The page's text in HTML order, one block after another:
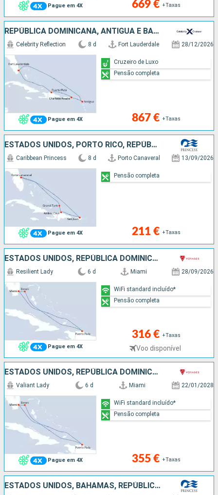
Pague em 4X 669 € +Taxas
REPÚBLICA DOMINICANA, ANTÍGUA E BARBUDA, ESTADOS UNIDOS
Pague em 4X
Celebrity Reflection 8 d Fort Lauderdale 28/12/2026
867 € +Taxas
Cruzeiro de Luxo
Pensão completa
ESTADOS UNIDOS, PORTO RICO, REPÚBLICA DOMINICANA, ILHAS TURCAS E CAICOS
Pague em 4X
Caribbean Princess 8 d Porto Canaveral 13/09/2026
211 € +Taxas
Pensão completa
ESTADOS UNIDOS, REPÚBLICA DOMINICANA, BAHAMAS
Pague em 4X
Resilient Lady 6 d Miami 28/09/2026
316 € +Taxas
Voo disponível
WiFi standard incluído*
Pensão completa
ESTADOS UNIDOS, REPÚBLICA DOMINICANA, BAHAMAS
Pague em 4X
Valiant Lady 6 d Miami 22/01/2028
355 € +Taxas
WiFi standard incluído*
Pensão completa
ESTADOS UNIDOS, BAHAMAS, REPÚBLICA DOMINICANA, ILHAS TURCAS E CAICOS